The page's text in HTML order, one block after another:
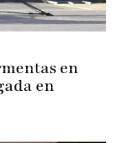
en
en